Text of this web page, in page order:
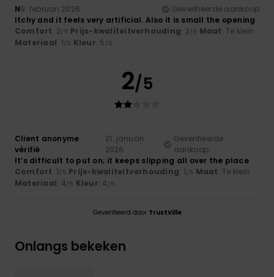
N9. februari 2026
Geverifieerde aankoop
Itchy and it feels very artificial. Also it is small the opening
Comfort: 2/5 Prijs-kwaliteitverhouding: 2/5 Maat: Te klein
Materiaal: 1/5 Kleur: 5 /5
2/5
Client anonyme
vérifié
21. januari
2026
Geverifieerde
aankoop
It’s difficult to put on; it keeps slipping all over the place
Comfort: 1/5 Prijs-kwaliteitverhouding: 1/5 Maat: Te klein
Materiaal: 4/5 Kleur: 4 /5
Geverifieerd door TrustVille
Onlangs bekeken